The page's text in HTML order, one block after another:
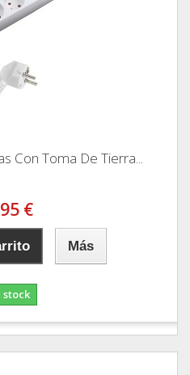
Con Toma De Tierra...
€
Más
stock